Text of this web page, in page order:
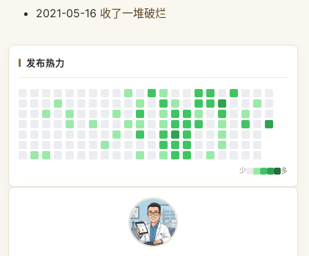
2021-05-16 收了一堆破烂
发布热力
少 多